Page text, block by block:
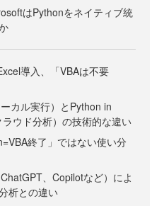
はPythonをネイティブ統
導入、「VBAは不要
カル実行）とPython in
ラウド分析）の技術的な違い
終了」ではない使い分
、Copilotなど）によ
析との違い